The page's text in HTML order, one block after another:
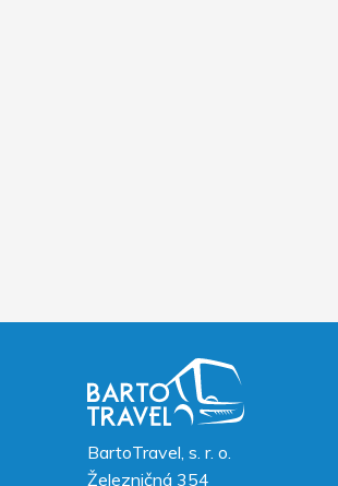
BartoTravel, s. r. o.
Železničná 354